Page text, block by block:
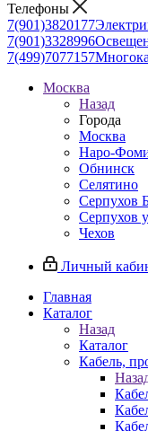
Телефоны
7(901)3820177
7(901)3328996
7(499)7077157
Москва
Назад
Города
Москва
Наро-
Обнинск
Селятино
Серпухов
Серпухов
Чехов
Личный
Главная
Каталог
Назад
Каталог
Кабель,